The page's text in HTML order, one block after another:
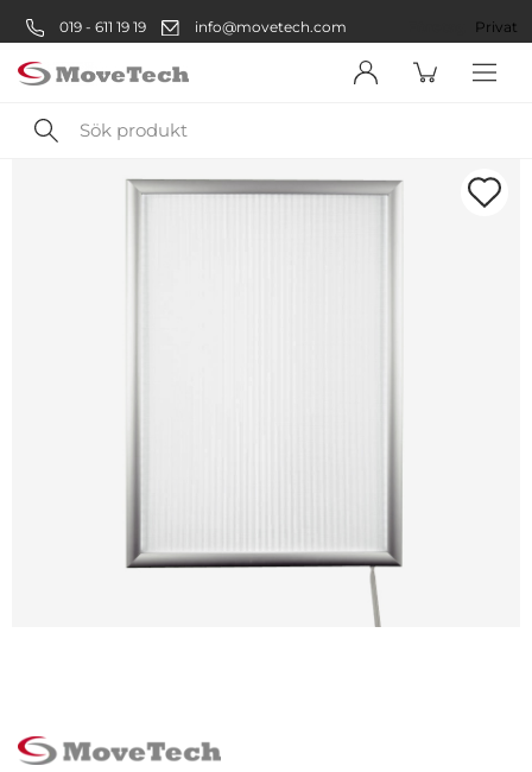
019 - 611 19 19 info@movetech.com Privat
Sök
produkt